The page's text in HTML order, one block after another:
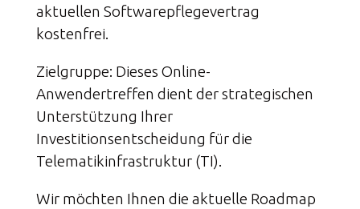
aktuellen Softwarepflegevertrag
kostenfrei.
Zielgruppe: Dieses Online-
Anwendertreffen dient der strategischen
Unterstützung Ihrer
Investitionsentscheidung für die
Telematikinfrastruktur (TI).
Wir möchten Ihnen die aktuelle Roadmap